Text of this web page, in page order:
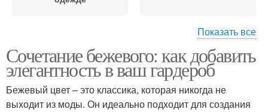
Внимание на ткань Нейтральные цветы
Показать все
Сочетание бежевого: как добавить
элегантность в ваш гардероб
Бежевый цвет – это классика, которая никогда не
выходит из моды. Он идеально подходит для создания